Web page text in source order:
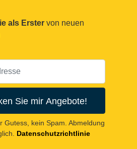
als Erster von neuen
Sie mir Angebote!
Gutess, kein Spam. Abmeldung
Datenschutzrichtlinie